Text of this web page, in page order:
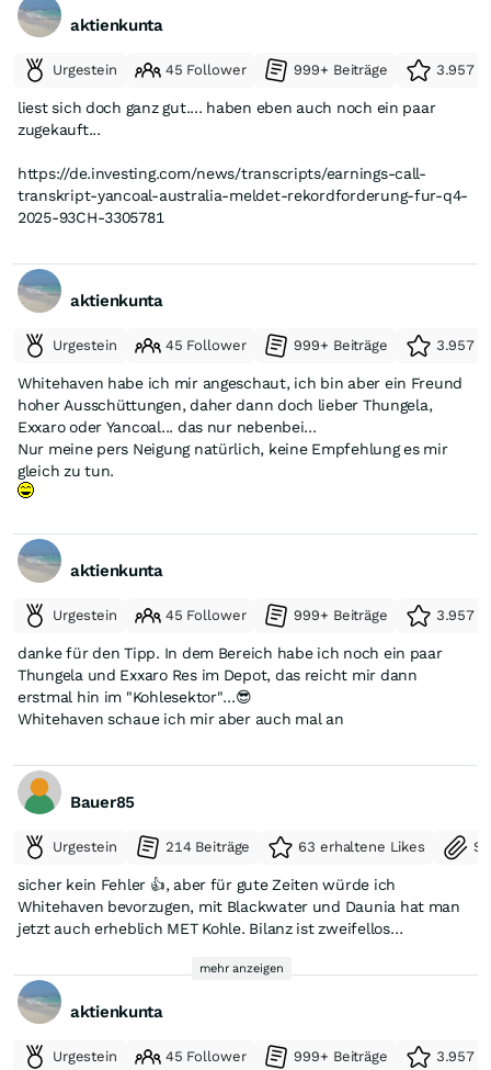
aktienkunta
Urgestein 45 Follower 999+ Beiträge 3.957
liest sich doch ganz gut.... haben eben auch noch ein paar
zugekauft...
https://de.investing.com/news/transcripts/earnings-call-
transkript-yancoal-australia-meldet-rekordforderung-fur-q4-
2025-93CH-3305781
aktienkunta
Urgestein 45 Follower 999+ Beiträge 3.957
Whitehaven habe ich mir angeschaut, ich bin aber ein Freund
hoher Ausschüttungen, daher dann doch lieber Thungela,
Exxaro oder Yancoal... das nur nebenbei...
Nur meine pers Neigung natürlich, keine Empfehlung es mir
gleich zu tun.
aktienkunta
Urgestein 45 Follower 999+ Beiträge 3.957
danke für den Tipp. In dem Bereich habe ich noch ein paar
Thungela und Exxaro Res im Depot, das reicht mir dann
erstmal hin im "Kohlesektor"...😎
Whitehaven schaue ich mir aber auch mal an
Bauer85
Urgestein 214 Beiträge 63 erhaltene Likes
sicher kein Fehler 👍, aber für gute Zeiten würde ich
Whitehaven bevorzugen, mit Blackwater und Daunia hat man
jetzt auch erheblich MET Kohle. Bilanz ist zweifellos
mehr anzeigen
aktienkunta
Urgestein 45 Follower 999+ Beiträge 3.957